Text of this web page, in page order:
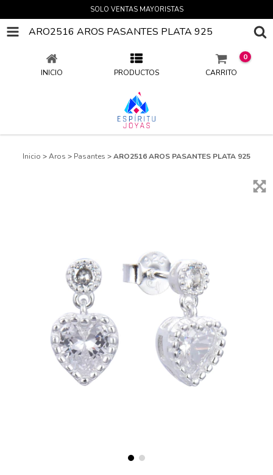
SOLO VENTAS MAYORISTAS
ARO2516 AROS PASANTES PLATA 925
INICIO PRODUCTOS CARRITO
0
Inicio >Aros > Pasantes >ARO2516 AROS PASANTES PLATA 925